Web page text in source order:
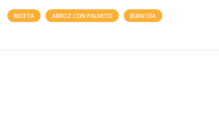
RECETA ARROZ CON PALMITO BUEN DÍA